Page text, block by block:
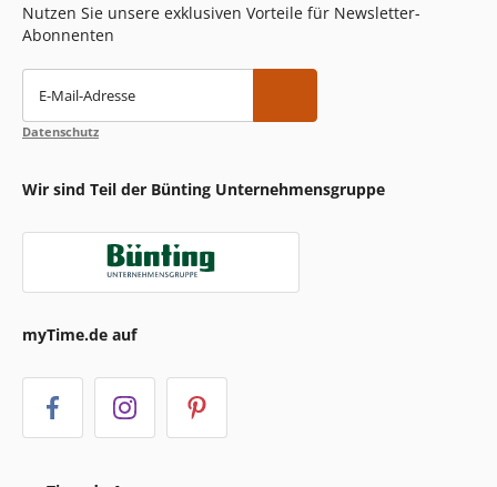
Nutzen Sie unsere exklusiven Vorteile für Newsletter-
Abonnenten
E-Mail-Adresse
Datenschutz
Wir sind Teil der Bünting Unternehmensgruppe
myTime.de auf